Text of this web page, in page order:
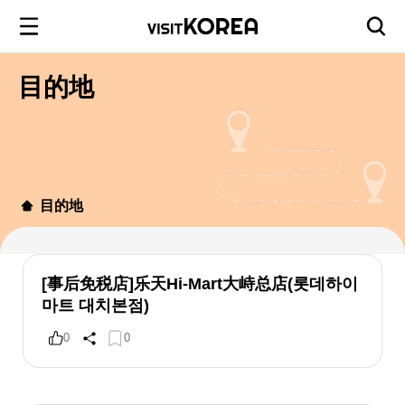
目的地
目的地
[事后免税店]乐天Hi-Mart大峙总店(롯데하이
마트 대치본점)
0 0